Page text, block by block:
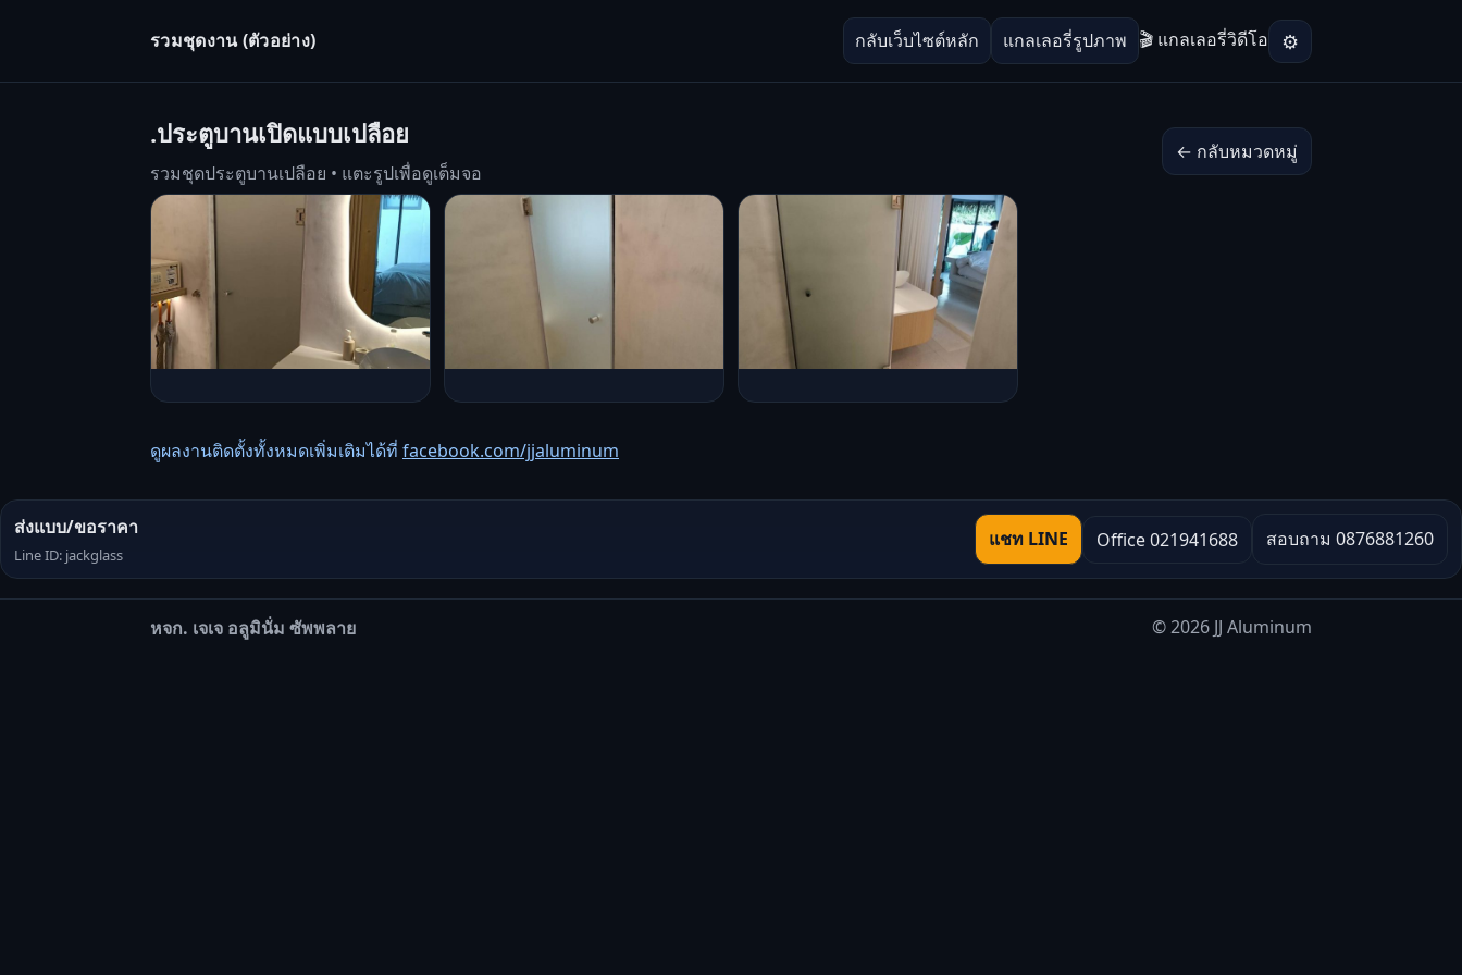
รวมชุดงาน (ตัวอย่าง) กลับเว็บไซต์หลัก แกลเลอรี่รูปภาพ 🎬 แกลเลอรี่วิดีโอ ⚙
.ประตูบานเปิดแบบเปลือย
รวมชุดประตูบานเปลือย • แตะรูปเพื่อดูเต็มจอ
← กลับหมวดหมู่
ดูผลงานติดตั้งทั้งหมดเพิ่มเติมได้ที่ facebook.com/jjaluminum
ส่งแบบ/ขอราคา
Line ID: jackglass
แชท LINE Office 021941688 สอบถาม 0876881260
หจก. เจเจ อลูมินั่ม ซัพพลาย © 2026 JJ Aluminum